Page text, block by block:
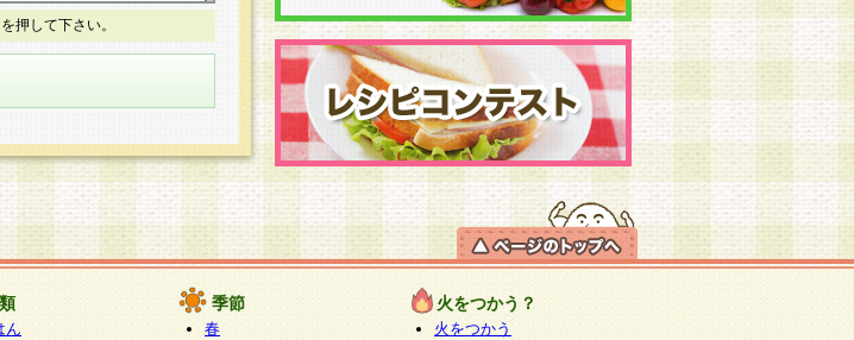
人情報管理基準を満た
督します。
情報の利用目的の通
第三者への提供の禁止
意をいただけない場
談への対応ができな
押して下さい。
ん
季節
春
火をつかう？
火をつかう